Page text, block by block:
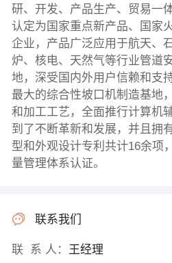
研、开发、产品生产、贸易一
认定为国家重点新产品、国家
企业，产品广泛应用于航天、
炉、核电、天然气等行业管道
地，深受国内外用户信赖和支
最大的综合性坡口机制造基地
和加工工艺，全面推行计算机
到了不断革新和发展，并且拥
型和外观设计专利共计16余项
量管理体系认证。
联系我们
联 系 人： 王经理